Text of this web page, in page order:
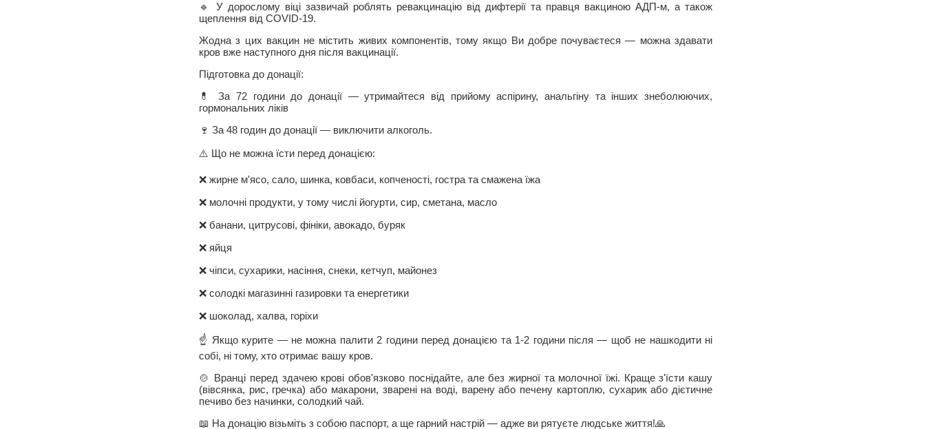
🔹 У дорослому віці зазвичай роблять ревакцинацію від дифтерії та правця вакциною АДП-м, а також
щеплення від COVID-19.
Жодна з цих вакцин не містить живих компонентів, тому якщо Ви добре почуваєтеся — можна здавати
кров вже наступного дня після вакцинації.
Підготовка до донації:
💊 За 72 години до донації — утримайтеся від прийому аспірину, анальгіну та інших знеболюючих,
гормональних ліків
🍷 За 48 годин до донації — виключити алкоголь.
⚠️ Що не можна їсти перед донацією:
❌ жирне м'ясо, сало, шинка, ковбаси, копченості, гостра та смажена їжа
❌ молочні продукти, у тому числі йогурти, сир, сметана, масло
❌ банани, цитрусові, фініки, авокадо, буряк
❌ яйця
❌ чіпси, сухарики, насіння, снеки, кетчуп, майонез
❌ солодкі магазинні газировки та енергетики
❌ шоколад, халва, горіхи
☝️ Якщо курите — не можна палити 2 години перед донацією та 1-2 години після — щоб не нашкодити ні
собі, ні тому, хто отримає вашу кров.
🍲 Вранці перед здачею крові обов'язково поснідайте, але без жирної та молочної їжі. Краще з'їсти кашу
(вівсянка, рис, гречка) або макарони, зварені на воді, варену або печену картоплю, сухарик або дієтичне
печиво без начинки, солодкий чай.
📖 На донацію візьміть з собою паспорт, а ще гарний настрій — адже ви рятуєте людське життя!🙏